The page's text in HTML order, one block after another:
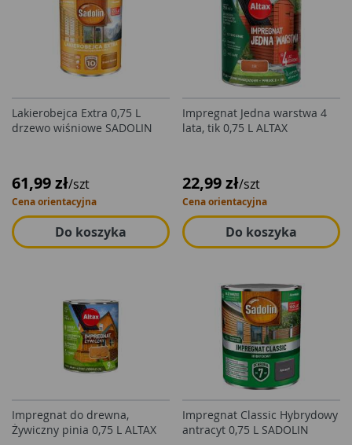
Lakierobejca Extra 0,75 L
drzewo wiśniowe SADOLIN
61,99 zł/szt
Cena orientacyjna
Do koszyka
Impregnat Jedna warstwa 4
lata, tik 0,75 L ALTAX
22,99 zł/szt
Cena orientacyjna
Do koszyka
Impregnat do drewna,
Żywiczny pinia 0,75 L ALTAX
Impregnat Classic Hybrydowy
antracyt 0,75 L SADOLIN